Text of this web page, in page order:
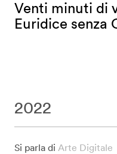
Venti minuti di
Euridice senza
2022
Si parla di Arte Digitale